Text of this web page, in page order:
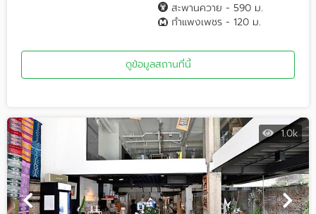
สะพานควาย - 590 ม.
กำแพงเพชร - 120 ม.
ดูข้อมูลสถานที่นี้
1.0k